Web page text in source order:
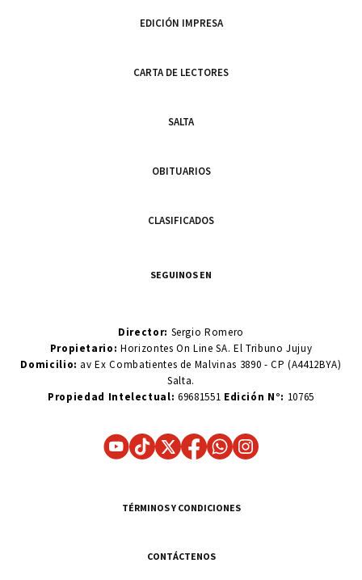
EDICIÓN IMPRESA
CARTA DE LECTORES
SALTA
OBITUARIOS
CLASIFICADOS
SEGUINOS EN
Director: Sergio Romero
Propietario:Horizontes On Line SA. El Tribuno Jujuy
Domicilio: av Ex Combatientes de Malvinas 3890 - CP (A4412BYA)
Salta.
Propiedad Intelectual: 69681551 Edición N°: 10765
TÉRMINOS Y CONDICIONES
CONTÁCTENOS